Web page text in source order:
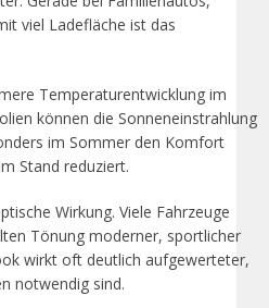
viel Ladefläche ist das
Temperaturentwicklung im
können die Sonneneinstrahlung
im Sommer den Komfort
Stand reduziert.
Wirkung. Viele Fahrzeuge
Tönung moderner, sportlicher
wirkt oft deutlich aufgewerteter,
notwendig sind.